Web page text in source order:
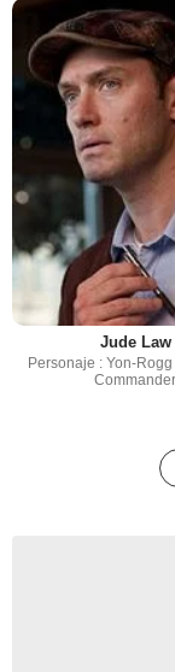
Jude Law
Personaje : Yon-
Commander